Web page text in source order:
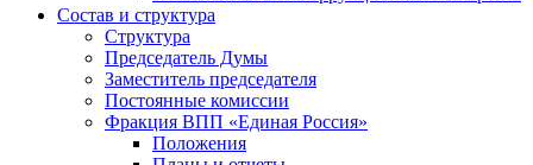
Состав и структура
Структура
Председатель Думы
Заместитель председателя
Постоянные комиссии
Фракция ВПП «Единая Россия»
Положения